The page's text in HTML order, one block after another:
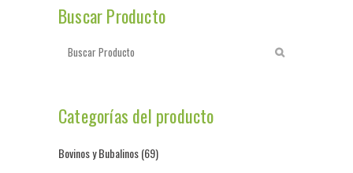
Buscar Producto
Categorías del producto
Bovinos y Bubalinos(69)